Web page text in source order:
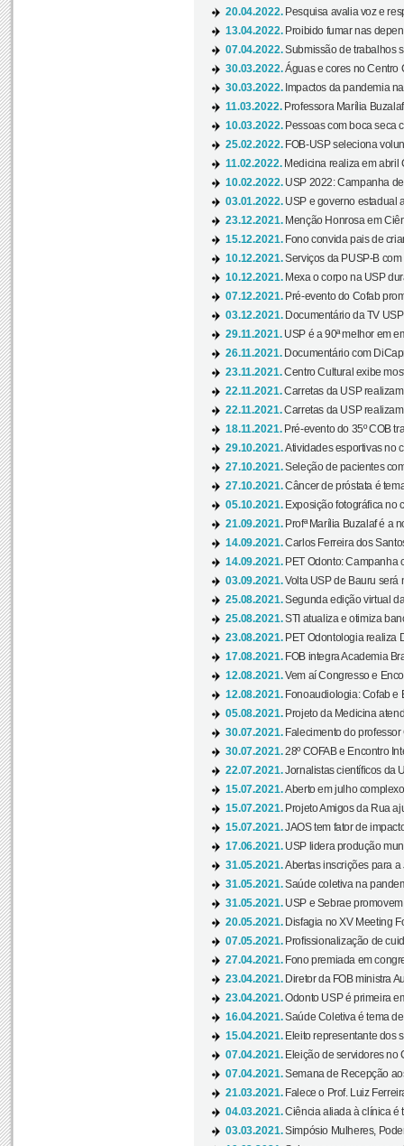
20.04.2022. Pesquisa avalia voz e
13.04.2022. Proibido fumar nas
07.04.2022.Submissão de trabalhos
30.03.2022.Águas e cores no Centro
30.03.2022. Impactos da pandemia
11.03.2022. Professora Marília
10.03.2022. Pessoas com boca seca
25.02.2022. FOB-USP seleciona
11.02.2022. Medicina realiza em abril
10.02.2022. USP 2022: Campanha
03.01.2022. USP e governo estadual
23.12.2021. Menção Honrosa em
15.12.2021. Fono convida pais de
10.12.2021.Serviços da PUSP-B
10.12.2021. Mexa o corpo na USP
07.12.2021. Pré-evento do Cofab
03.12.2021. Documentário da TV
29.11.2021. USP é a 90ª melhor em
26.11.2021. Documentário com
23.11.2021.Centro Cultural exibe
22.11.2021.Carretas da USP
22.11.2021.Carretas da USP
18.11.2021. Pré-evento do 35º COB
29.10.2021.Atividades esportivas no
27.10.2021.Seleção de pacientes
27.10.2021.Câncer de próstata é
05.10.2021. Exposição fotográfica no
21.09.2021. Profª Marília Buzalaf é a
14.09.2021.Carlos Ferreira dos
14.09.2021. PET Odonto: Campanha
03.09.2021.Volta USP de Bauru será
25.08.2021.Segunda edição virtual
25.08.2021.STI atualiza e otimiza
23.08.2021. PET Odontologia realiza
17.08.2021. FOB integra Academia
12.08.2021.Vem aí Congresso e
12.08.2021. Fonoaudiologia: Cofab e
05.08.2021. Projeto da Medicina
30.07.2021. Falecimento do
30.07.2021.28º COFAB e Encontro
22.07.2021.Jornalistas científicos da
15.07.2021.Aberto em julho
15.07.2021. Projeto Amigos da Rua
15.07.2021.JAOS tem fator de
17.06.2021. USP lidera produção
31.05.2021.Abertas inscrições para
31.05.2021.Saúde coletiva na
31.05.2021. USP e Sebrae
20.05.2021. Disfagia no XV Meeting
07.05.2021. Profissionalização de
27.04.2021. Fono premiada em
23.04.2021. Diretor da FOB ministra
23.04.2021.Odonto USP é primeira
16.04.2021.Saúde Coletiva é tema
15.04.2021. Eleito representante dos
07.04.2021. Eleição de servidores no
07.04.2021.Semana de Recepção
21.03.2021. Falece o Prof. Luiz
04.03.2021.Ciência aliada à clínica é
03.03.2021.Simpósio Mulheres,